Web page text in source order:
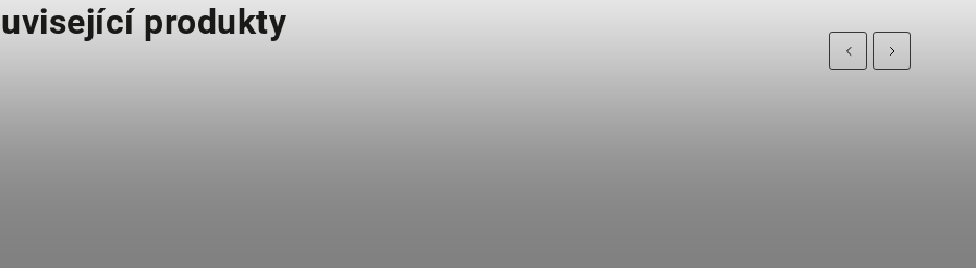
produkty
Previous Next